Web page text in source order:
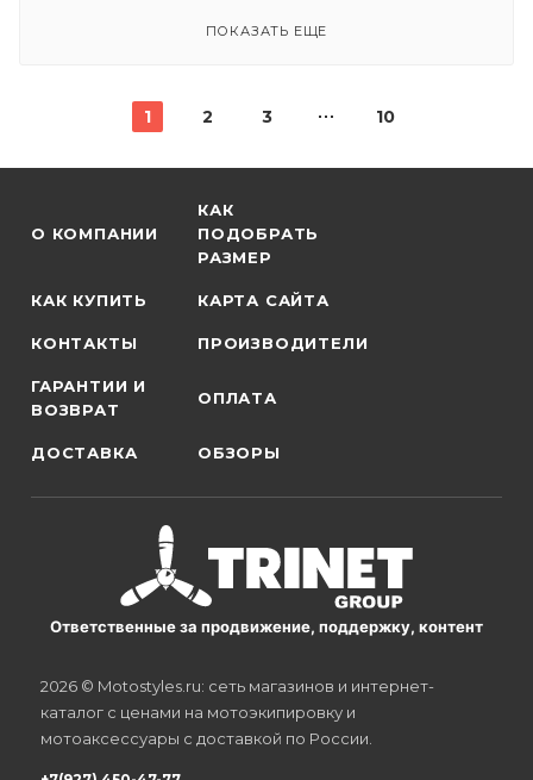
ПОКАЗАТЬ ЕЩЕ
1 2 3 10
О КОМПАНИИ
КАК
ПОДОБРАТЬ
РАЗМЕР
КАК КУПИТЬ КАРТА САЙТА
КОНТАКТЫ ПРОИЗВОДИТЕЛИ
ГАРАНТИИ И
ВОЗВРАТ
ОПЛАТА
ДОСТАВКА ОБЗОРЫ
Ответственные за продвижение, поддержку, контент
2026 © Motostyles.ru: сеть магазинов и интернет-
каталог с ценами на мотоэкипировку и
мотоаксессуары с доставкой по России.